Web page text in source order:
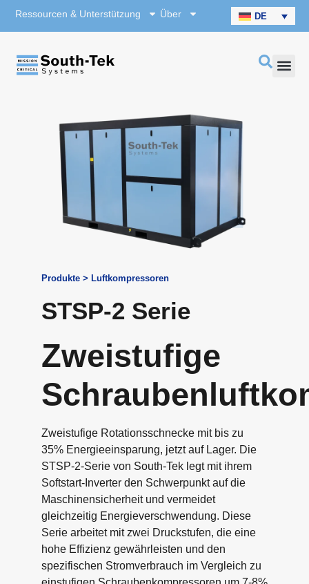
Ressourcen & Unterstützung Über DE
Produkte > Luftkompressoren
STSP-2 Serie
Zweistufige
Zweistufige Rotationsschnecke mit bis zu
35% Energieeinsparung, jetzt auf Lager. Die
STSP-2-Serie von South-Tek legt mit ihrem
Softstart-Inverter den Schwerpunkt auf die
Maschinensicherheit und vermeidet
gleichzeitig Energieverschwendung. Diese
Serie arbeitet mit zwei Druckstufen, die eine
hohe Effizienz gewährleisten und den
spezifischen Stromverbrauch im Vergleich zu